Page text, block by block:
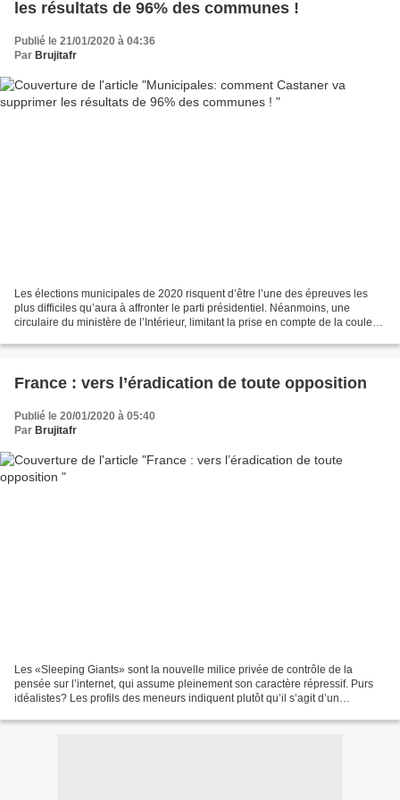
les résultats de 96% des communes !
Publié le 21/01/2020 à 04:36
Par Brujitafr
Les élections municipales de 2020 risquent d’être l’une des épreuves les
plus difficiles qu’aura à affronter le parti présidentiel. Néanmoins, une
circulaire du ministère de l’Intérieur, limitant la prise en compte de la couleur
France : vers l’éradication de toute opposition
Publié le 20/01/2020 à 05:40
Par Brujitafr
Les «Sleeping Giants» sont la nouvelle milice privée de contrôle de la
pensée sur l’internet, qui assume pleinement son caractère répressif. Purs
idéalistes? Les profils des meneurs indiquent plutôt qu’il s’agit d’un